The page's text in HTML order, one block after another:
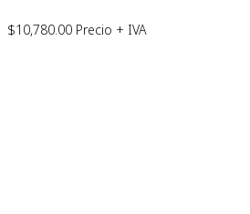
$10,780.00 Precio + IVA